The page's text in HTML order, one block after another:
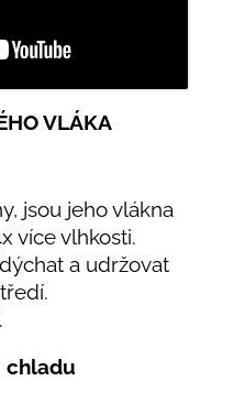
VLÁKA
jsou jeho vlákna
více vlhkosti.
a udržovat
chladu